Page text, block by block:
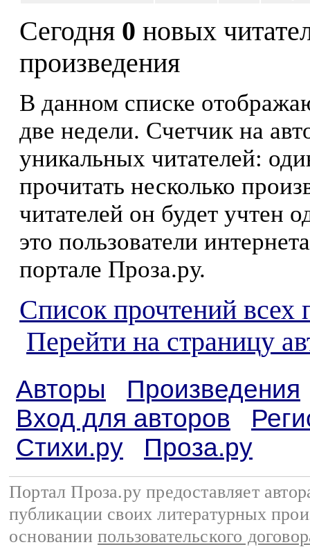
Сегодня 0 новых
произведения
В данном списке
две недели. Счетчик на
уникальных читателей:
прочитать несколько
читателей он будет учтен
это пользователи
портале Проза.ру.
Список прочтений всех
Перейти на страницу
Авторы
Произведения
Вход для авторов
Стихи.ру
Проза.ру
Портал Проза.ру предоставляет
публикации своих литературных
основании пользовательского